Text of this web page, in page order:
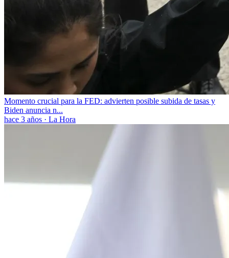
Momento crucial para la FED: advierten posible subida de tasas y
Biden anuncia n...
hace 3 años · La Hora